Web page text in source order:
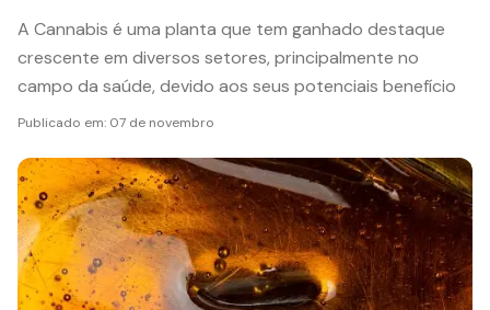
A Cannabis é uma planta que tem ganhado destaque
crescente em diversos setores, principalmente no
campo da saúde, devido aos seus potenciais benefício
Publicado em: 07 de novembro